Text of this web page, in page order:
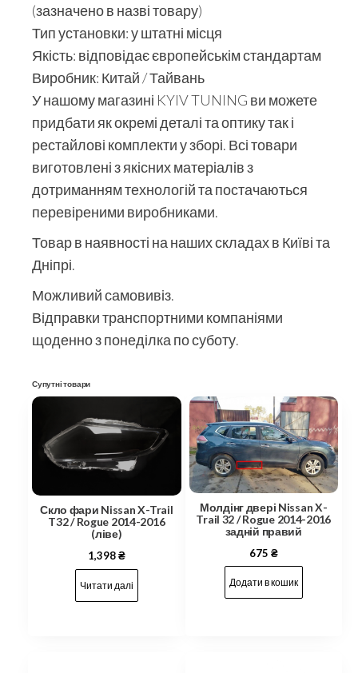
(зазначено в назві товару)
Тип установки: у штатні місця
Якість: відповідає європейськім стандартам
Виробник: Китай / Тайвань
У нашому магазині KYIV TUNING ви можете
придбати як окремі деталі та оптику так і
рестайлові комплекти у зборі. Всі товари
виготовлені з якісних матеріалів з
дотриманням технологій та постачаються
перевіреними виробниками.
Товар в наявності на наших складах в Київі та
Дніпрі.
Можливий самовивіз.
Відправки транспортними компаніями
щоденно з понеділка по суботу.
Супутні товари
Скло фари Nissan X-Trail
T32 / Rogue 2014-2016
(ліве)
1,398₴
Читати далі
Молдінг двері Nissan X-
Trail 32 / Rogue 2014-2016
задній правий
675 ₴
Додати в кошик